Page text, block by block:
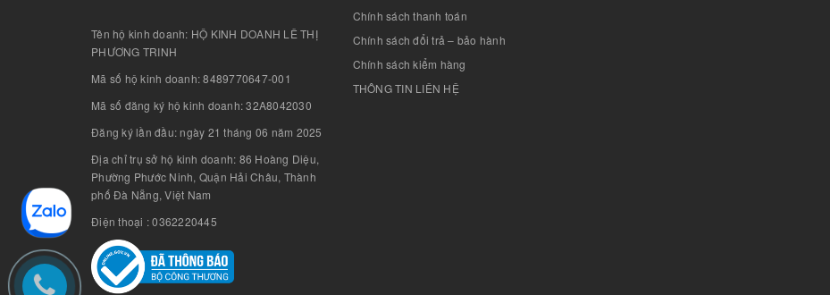
Tên hộ kinh doanh: HỘ KINH DOANH LÊ THỊ
PHƯƠNG TRINH
Mã số hộ kinh doanh: 8489770647-001
Mã số đăng ký hộ kinh doanh: 32A8042030
Đăng ký lần đầu: ngày 21 tháng 06 năm 2025
Địa chỉ trụ sở hộ kinh doanh: 86 Hoàng Diệu,
Phường Phước Ninh, Quận Hải Châu, Thành
phố Đà Nẵng, Việt Nam
Điện thoại : 0362220445
Chính sách thanh toán
Chính sách đổi trả – bảo hành
Chính sách kiểm hàng
THÔNG TIN LIÊN HỆ